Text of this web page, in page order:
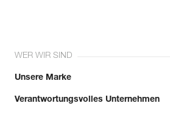
WER WIR SIND
Unsere Marke
Verantwortungsvolles Unternehmen